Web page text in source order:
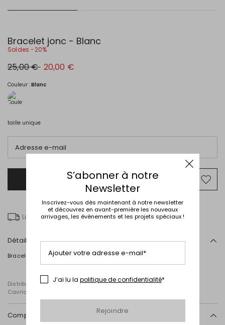
Bracelet jonc - Blanc
Soldes -20%
Prix
original
€
25,00 € Nouveau
prix
€
20,00 €
Couleur :Blanc
taille unique
Adresse e-mail
Prévenez-moi lorsque ce produit sera
disponible
vers
Livraison gratuite à partir de € 100
Détails
Bracelet jonc rehaussé d'un imprimé multicolore.
Distribué par Diffusione Tessile S.r.l., dont le siège social est à
Cavriago, Reggio Emilia (Italie), Via Santi n° 8, 42025
Composition et lavage
S’abonner à notre
Newsletter
Inscrivez-vous dès maintenant à notre newsletter
et découvrez en avant-première les nouveaux
arrivages, les événements et les projets spéciaux !
Ajouter votre adresse e-mail*
J’ai lu la politique de confidentialité*
Rejoindre